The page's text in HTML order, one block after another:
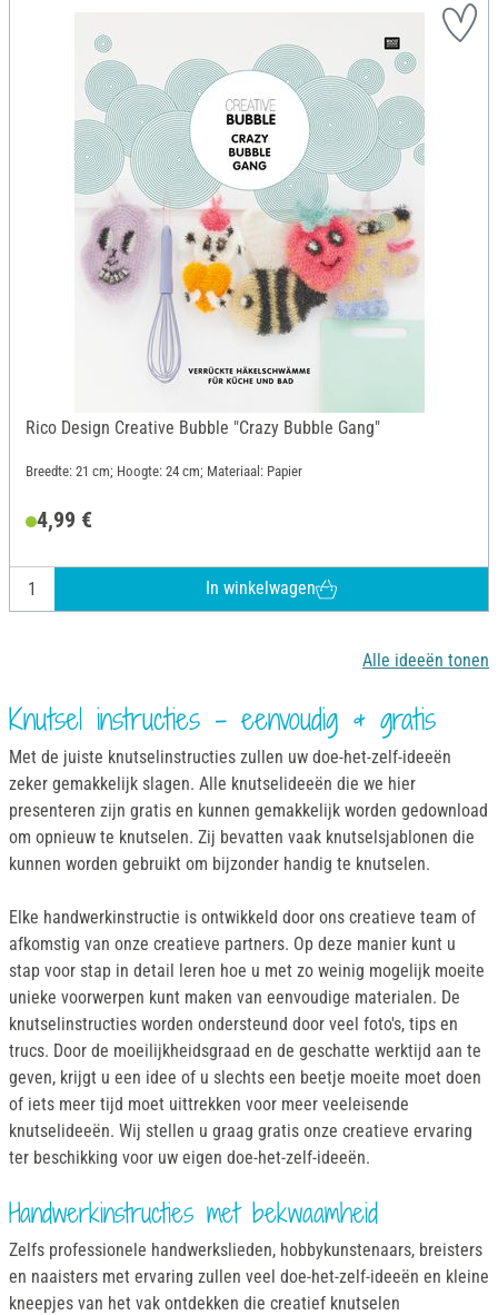
Rico Design Creative Bubble "Crazy Bubble Gang"
Breedte: 21 cm; Hoogte: 24 cm; Materiaal: Papier
4,99 €
In winkelwagen
Alle ideeën tonen
Knutsel instructies - eenvoudig & gratis
Met de juiste knutselinstructies zullen uw doe-het-zelf-ideeën
zeker gemakkelijk slagen. Alle knutselideeën die we hier
presenteren zijn gratis en kunnen gemakkelijk worden gedownload
om opnieuw te knutselen. Zij bevatten vaak knutselsjablonen die
kunnen worden gebruikt om bijzonder handig te knutselen.
Elke handwerkinstructie is ontwikkeld door ons creatieve team of
afkomstig van onze creatieve partners. Op deze manier kunt u
stap voor stap in detail leren hoe u met zo weinig mogelijk moeite
unieke voorwerpen kunt maken van eenvoudige materialen. De
knutselinstructies worden ondersteund door veel foto's, tips en
trucs. Door de moeilijkheidsgraad en de geschatte werktijd aan te
geven, krijgt u een idee of u slechts een beetje moeite moet doen
of iets meer tijd moet uittrekken voor meer veeleisende
knutselideeën. Wij stellen u graag gratis onze creatieve ervaring
ter beschikking voor uw eigen doe-het-zelf-ideeën.
Handwerkinstructies met bekwaamheid
Zelfs professionele handwerkslieden, hobbykunstenaars, breisters
en naaisters met ervaring zullen veel doe-het-zelf-ideeën en kleine
kneepjes van het vak ontdekken die creatief knutselen